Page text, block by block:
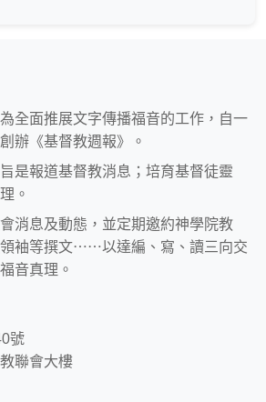
全面推展文字傳播福音的工作，自一
辦《基督教週報》。
是報道基督教消息；培育基督徒靈
。
消息及動態，並定期邀約神學院教
袖等撰文⋯⋯以達編、寫、讀三向交
音真理。
號
會大樓